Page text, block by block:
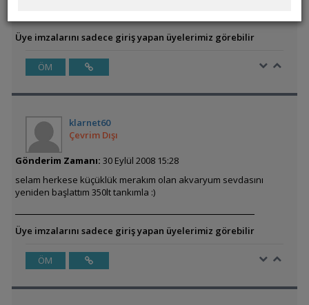
Üye imzalarını sadece giriş yapan üyelerimiz görebilir
ÖM
klarnet60
Çevrim Dışı
Gönderim Zamanı: 30 Eylül 2008 15:28
selam herkese küçüklük merakım olan akvaryum sevdasını
yeniden başlattım 350lt tankımla :)
Üye imzalarını sadece giriş yapan üyelerimiz görebilir
ÖM